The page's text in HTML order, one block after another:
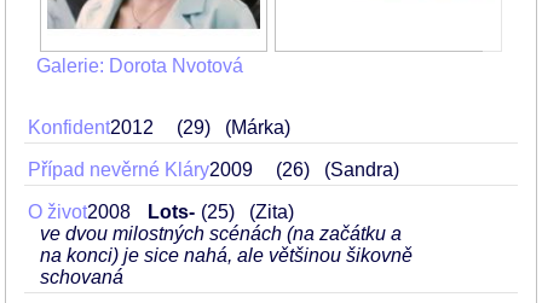
Galerie: Dorota Nvotová
Konfident2012 29 (Márka)
Případ nevěrné Kláry2009 26 (Sandra)
O život2008 Lots- 25
(Zita)
ve dvou milostných scénách (na začátku a
na konci) je sice nahá, ale většinou šikovně
schovaná